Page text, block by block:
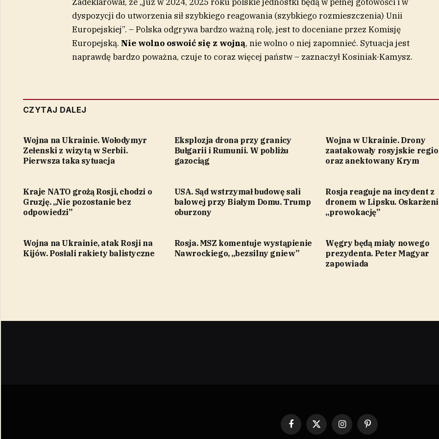
dyspozycji do utworzenia sił szybkiego reagowania (szybkiego rozmieszczenia) Unii
Europejskiej”. – Polska odgrywa bardzo ważną rolę, jest to doceniane przez Komisję
Europejską. Nie wolno oswoić się z wojną, nie wolno o niej zapomnieć. Sytuacja jest
naprawdę bardzo poważna, czuje to coraz więcej państw – zaznaczył Kosiniak-Kamysz.
CZYTAJ DALEJ
Wojna na Ukrainie. Wołodymyr
Zełenski z wizytą w Serbii.
Pierwsza taka sytuacja
Eksplozja drona przy granicy
Bułgarii i Rumunii. W pobliżu
gazociąg
Wojna w Ukrainie. Drony
zaatakowały rosyjskie
oraz anektowany Krym
Kraje NATO grożą Rosji, chodzi o
Gruzję. „Nie pozostanie bez
odpowiedzi”
USA. Sąd wstrzymał budowę sali
balowej przy Białym Domu. Trump
oburzony
Rosja reaguje na incydent z
dronem w Lipsku.
„prowokację”
Wojna na Ukrainie, atak Rosji na
Kijów. Posłali rakiety balistyczne
Rosja. MSZ komentuje wystąpienie
Nawrockiego, „bezsilny gniew”
Węgry będą miały nowego
prezydenta. Peter Magyar
zapowiada
Facebook
X
InstagramPinterest